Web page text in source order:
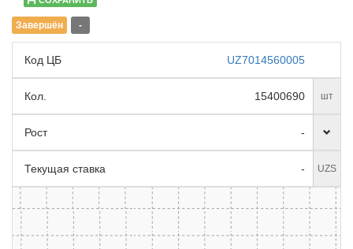
Завершён -
Код ЦБ UZ7014560005
Кол. 15400690 шт
Рост -
Текущая ставка - UZS